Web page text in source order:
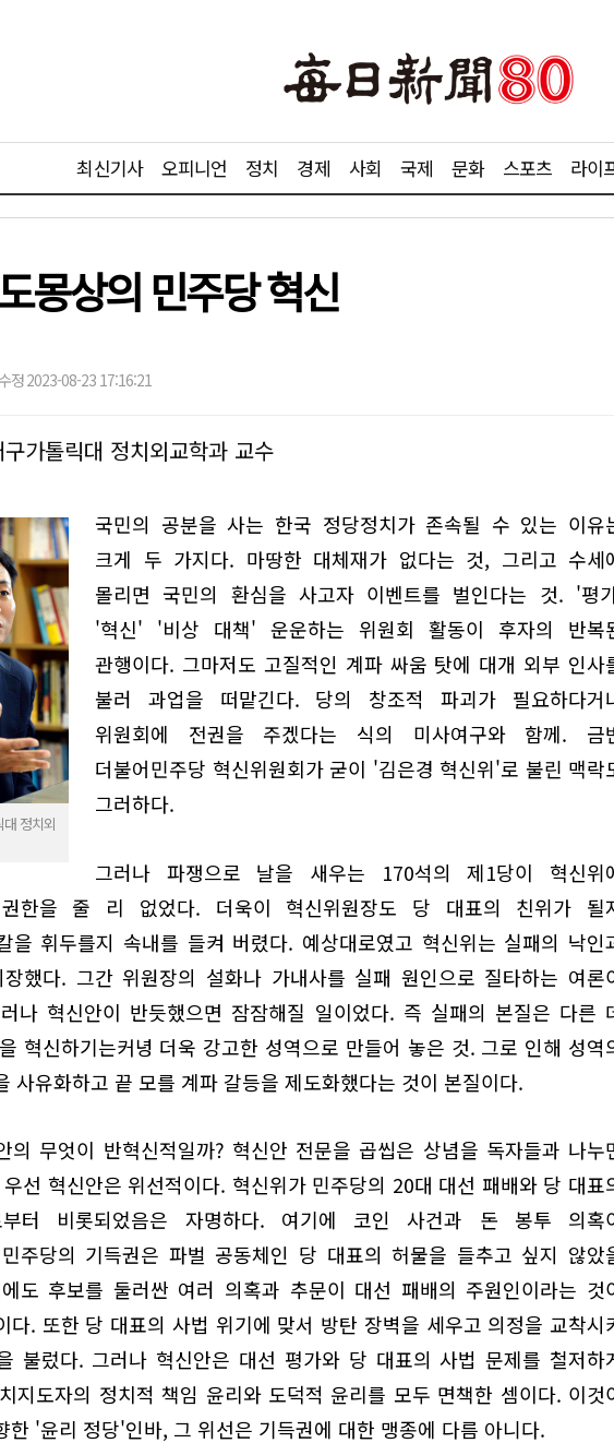
최신기사 오피니언 정치 경제 사회 국제 문화 스포츠 라이
몽상의 민주당 혁신
정 2023-08-23 17:16:21
가톨릭대 정치외교학과 교수
정치외
국민의 공분을 사는 한국 정당정치가 존속될 수 있는 이유
크게 두 가지다. 마땅한 대체재가 없다는 것, 그리고 수세
몰리면 국민의 환심을 사고자 이벤트를 벌인다는 것. '평
'혁신' '비상 대책' 운운하는 위원회 활동이 후자의 반복
관행이다. 그마저도 고질적인 계파 싸움 탓에 대개 외부 인사
불러 과업을 떠맡긴다. 당의 창조적 파괴가 필요하다거
위원회에 전권을 주겠다는 식의 미사여구와 함께. 금
더불어민주당 혁신위원회가 굳이 '김은경 혁신위'로 불린 맥락
그러하다.
그러나 파쟁으로 날을 새우는 170석의 제1당이 혁신위
권한을 줄 리 없었다. 더욱이 혁신위원장도 당 대표의 친위가 될
을 휘두를지 속내를 들켜 버렸다. 예상대로였고 혁신위는 실패의 낙인
했다. 그간 위원장의 설화나 가내사를 실패 원인으로 질타하는 여론
나 혁신안이 반듯했으면 잠잠해질 일이었다. 즉 실패의 본질은 다른
혁신하기는커녕 더욱 강고한 성역으로 만들어 놓은 것. 그로 인해 성역
사유화하고 끝 모를 계파 갈등을 제도화했다는 것이 본질이다.
의 무엇이 반혁신적일까? 혁신안 전문을 곱씹은 상념을 독자들과 나누
선 혁신안은 위선적이다. 혁신위가 민주당의 20대 대선 패배와 당 대표
부터 비롯되었음은 자명하다. 여기에 코인 사건과 돈 봉투 의혹
주당의 기득권은 파벌 공동체인 당 대표의 허물을 들추고 싶지 않았
도 후보를 둘러싼 여러 의혹과 추문이 대선 패배의 주원인이라는 것
다. 또한 당 대표의 사법 위기에 맞서 방탄 장벽을 세우고 의정을 교착시
불렀다. 그러나 혁신안은 대선 평가와 당 대표의 사법 문제를 철저하
지도자의 정치적 책임 윤리와 도덕적 윤리를 모두 면책한 셈이다. 이것
한 '윤리 정당'인바, 그 위선은 기득권에 대한 맹종에 다름 아니다.